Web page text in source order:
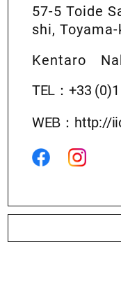
Contactez-
57-5 Toide
shi,
Kentaro
TEL：+33
WEB：http://